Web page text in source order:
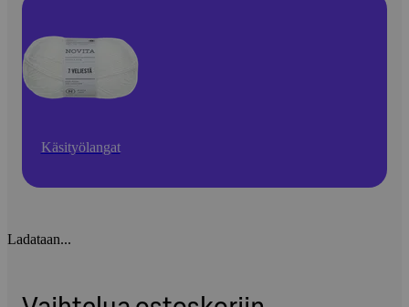
Käsityölangat
Ladataan...